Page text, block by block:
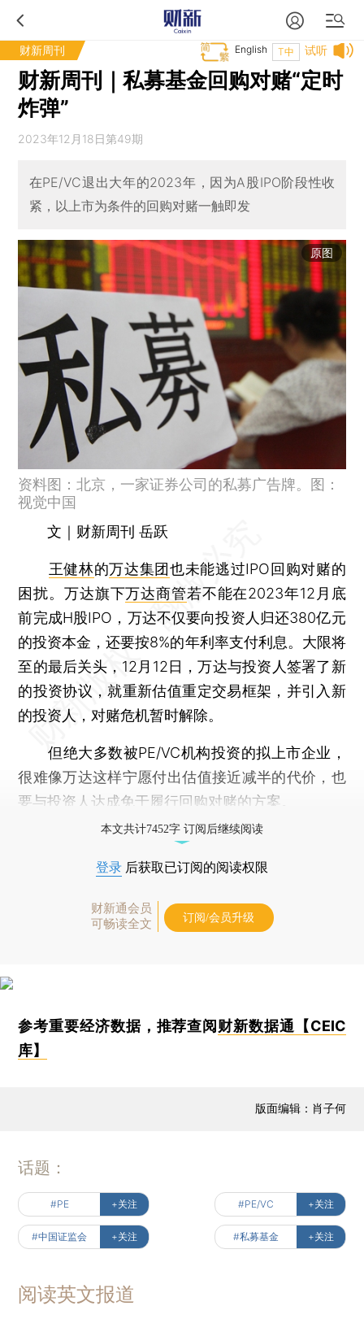
财新周刊 试听
T中
English
财新周刊｜私募基金回购对赌“定时
炸弹”
2023年12月18日第49期
在PE/VC退出大年的2023年，因为A股IPO阶段性收
紧，以上市为条件的回购对赌一触即发
原图
资料图：北京，一家证券公司的私募广告牌。图：
视觉中国
文｜财新周刊 岳跃
王健林的万达集团也未能逃过IPO回购对赌的
困扰。万达旗下万达商管若不能在2023年12月底
前完成H股IPO，万达不仅要向投资人归还380亿元
的投资本金，还要按8%的年利率支付利息。大限将
至的最后关头，12月12日，万达与投资人签署了新
的投资协议，就重新估值重定交易框架，并引入新
的投资人，对赌危机暂时解除。
但绝大多数被PE/VC机构投资的拟上市企业，
很难像万达这样宁愿付出估值接近减半的代价，也
要与投资人达成免于履行回购对赌的方案。
本文共计7452字 订阅后继续阅读
登录 后获取已订阅的阅读权限
财新通会员
可畅读全文
订阅/会员升级
参考重要经济数据，推荐查阅财新数据通【CEIC
库】
版面编辑：肖子何
话题：
#PE +关注 #PE/VC +关注
#中国证监会 +关注 #私募基金 +关注
阅读英文报道